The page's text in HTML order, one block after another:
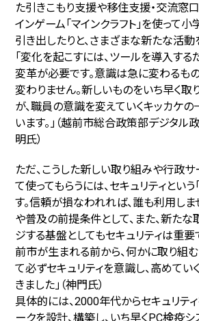
た引きこもり支援や移住支援・交流窓
インゲーム「マインクラフト」を使って
引き出したりと、さまざまな新たな活動
「変化を起こすには、ツールを導入す
変革が必要です。意識は急に変わるも
変わりません。新しいものをいち早く取
が、職員の意識を変えていくキッカケ
います。」（越前市総合政策部デジタル
明氏）
ただ、こうした新しい取り組みや行政
て使ってもらうには、セキュリティとい
す。信頼が損なわれれば、誰も利用しま
や普及の前提条件として、また、新たな
ジする基盤としてもセキュリティは重要
前市が生まれる前から、何かに取り組
て必ずセキュリティを意識し、高めてい
きました」（神門氏）
具体的には、2000年代からセキュリテ
ークを設計、構築し、いち早くPC検疫